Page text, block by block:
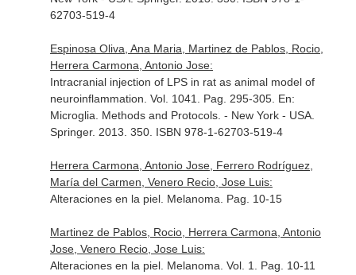
62703-519-4
Espinosa Oliva, Ana Maria, Martinez de Pablos, Rocio,
Herrera Carmona, Antonio Jose:
Intracranial injection of LPS in rat as animal model of
neuroinflammation. Vol. 1041. Pag. 295-305. En:
Microglia. Methods and Protocols. - New York - USA.
Springer. 2013. 350. ISBN 978-1-62703-519-4
Herrera Carmona, Antonio Jose, Ferrero Rodríguez,
María del Carmen, Venero Recio, Jose Luis:
Alteraciones en la piel. Melanoma. Pag. 10-15
Martinez de Pablos, Rocio, Herrera Carmona, Antonio
Jose, Venero Recio, Jose Luis:
Alteraciones en la piel. Melanoma. Vol. 1. Pag. 10-11